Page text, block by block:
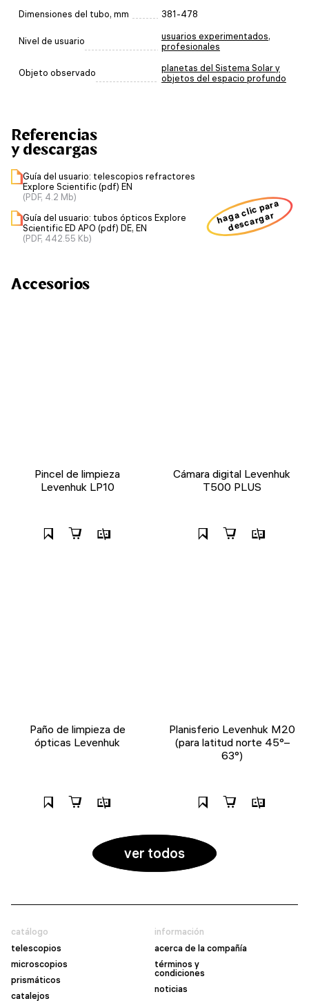
Dimensiones del tubo, mm 381-478
Nivel de usuario usuarios experimentados,
profesionales
Objeto observado
planetas del Sistema Solar y
objetos del espacio profundo
Referencias
y descargas
Guía del usuario: telescopios refractores
Explore Scientific (pdf) EN
(PDF, 4.2 Mb)
Guía del usuario: tubos ópticos Explore
Scientific ED APO (pdf) DE, EN
(PDF, 442.55 Kb)
haga clic para
descargar
Accesorios
Pincel de limpieza
Levenhuk LP10
Cámara digital Levenhuk
T500 PLUS
Paño de limpieza de
ópticas Levenhuk
Planisferio Levenhuk M20
(para latitud norte 45°–
63°)
ver todos
catálogo
telescopios
microscopios
prismáticos
catalejos
información
acerca de la compañía
términos y
condiciones
noticias